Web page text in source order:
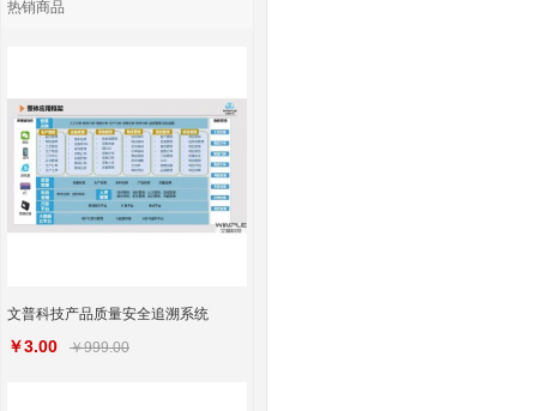
热销商品
文普科技产品质量安全追溯系统
￥3.00 ￥999.00